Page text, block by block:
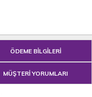
ÖDEME BİLGİLERİ
MÜŞTERİ YORUMLARI